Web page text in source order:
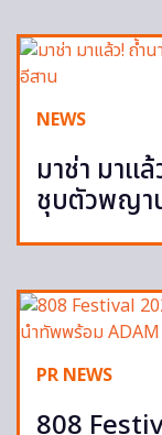
NEWS
มาช่า มาแ
ชุบตัวพญา
PR NEWS
808